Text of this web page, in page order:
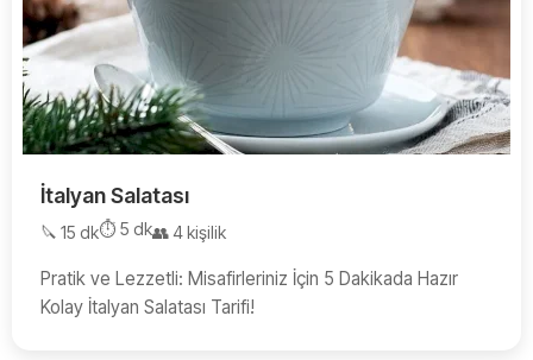
İtalyan Salatası
🔪 15 dk⏱️ 5 dk👥 4 kişilik
Pratik ve Lezzetli: Misafirleriniz İçin 5 Dakikada Hazır
Kolay İtalyan Salatası Tarifi!